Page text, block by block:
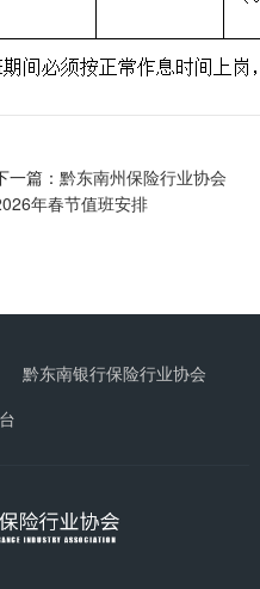
一篇： 黔东南州保险行业协会
年春节值班安排
黔东南银行保险行业协会